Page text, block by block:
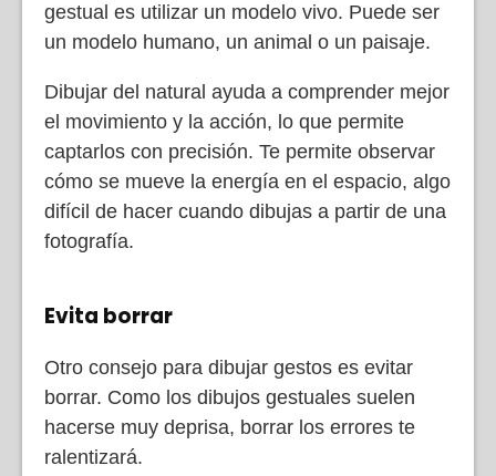
gestual es utilizar un modelo vivo. Puede ser
un modelo humano, un animal o un paisaje.
Dibujar del natural ayuda a comprender mejor
el movimiento y la acción, lo que permite
captarlos con precisión. Te permite observar
cómo se mueve la energía en el espacio, algo
difícil de hacer cuando dibujas a partir de una
fotografía.
Evita borrar
Otro consejo para dibujar gestos es evitar
borrar. Como los dibujos gestuales suelen
hacerse muy deprisa, borrar los errores te
ralentizará.